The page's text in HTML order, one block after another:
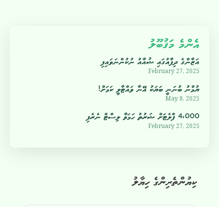
ކިޔުންތެރިންގެ ހިޔާލު
އެންމެ މަޤުބޫލު
އަޒާންގެ ދިފާއުގައި ޝުއާއު ނުކުންނަވައިފި
February 27, 2025
ޔުމްނު ބުނަނީ ބަޔަކު އޭނާ ވައްޓާލީ ކަމަށް!
May 8, 2025
4،000 ފްލެޓަށް ޝަރުތު ހަމަވާ ލިސްޓް ނެރެފި
February 27, 2025